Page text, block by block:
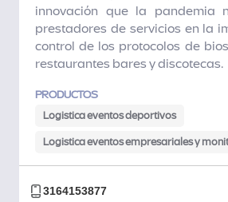
innovación que la pandemia
prestadores de servicios en la
control de los protocolos de
restaurantes bares y discotecas.
PRODUCTOS
Logistica eventos deportivos
Logistica eventos empresariales y
3164153877